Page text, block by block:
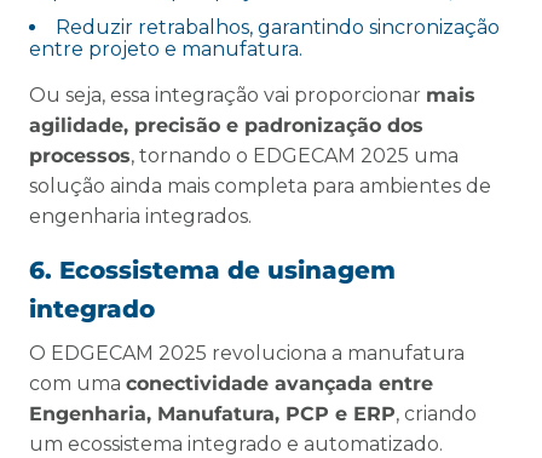
Reduzir retrabalhos, garantindo sincronização
entre projeto e manufatura.
Ou seja, essa integração vai proporcionar mais
agilidade, precisão e padronização dos
processos, tornando o EDGECAM 2025 uma
solução ainda mais completa para ambientes de
engenharia integrados.
6. Ecossistema de usinagem
integrado
O EDGECAM 2025 revoluciona a manufatura
com uma conectividade avançada entre
Engenharia, Manufatura, PCP e ERP, criando
um ecossistema integrado e automatizado.